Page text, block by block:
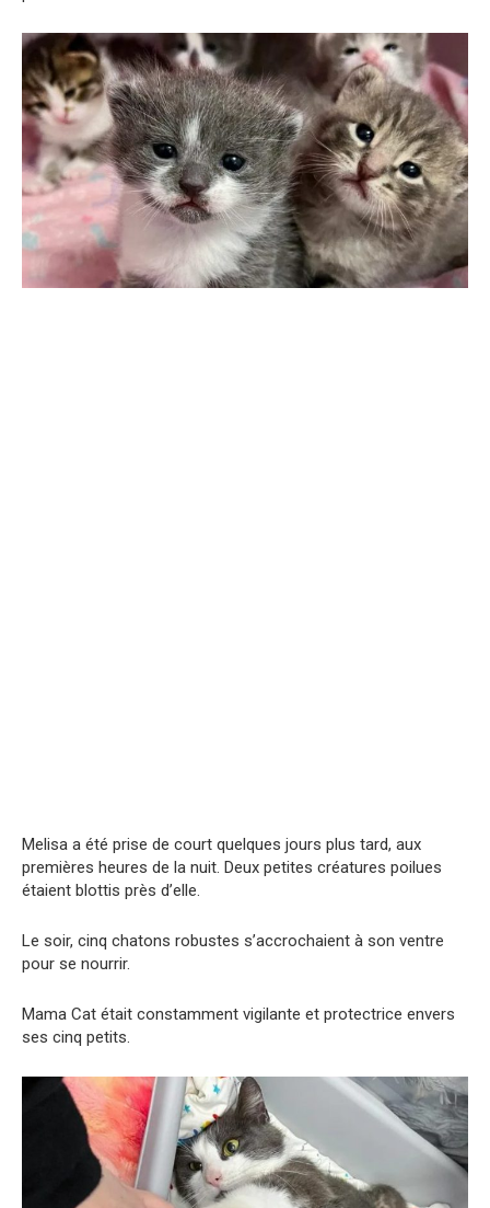
Melisa a été prise de court quelques jours plus tard, aux
premières heures de la nuit. Deux petites créatures poilues
étaient blottis près d’elle.
Le soir, cinq chatons robustes s’accrochaient à son ventre
pour se nourrir.
Mama Cat était constamment vigilante et protectrice envers
ses cinq petits.